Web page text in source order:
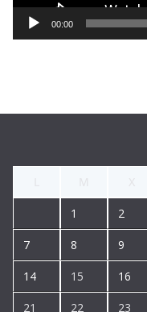
o
o
00:00
1 2
7 8 9
14 15 16
21 22 23